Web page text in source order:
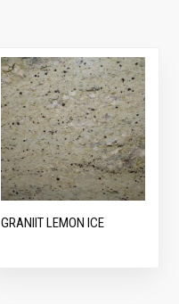
GRANIIT LEMON ICE